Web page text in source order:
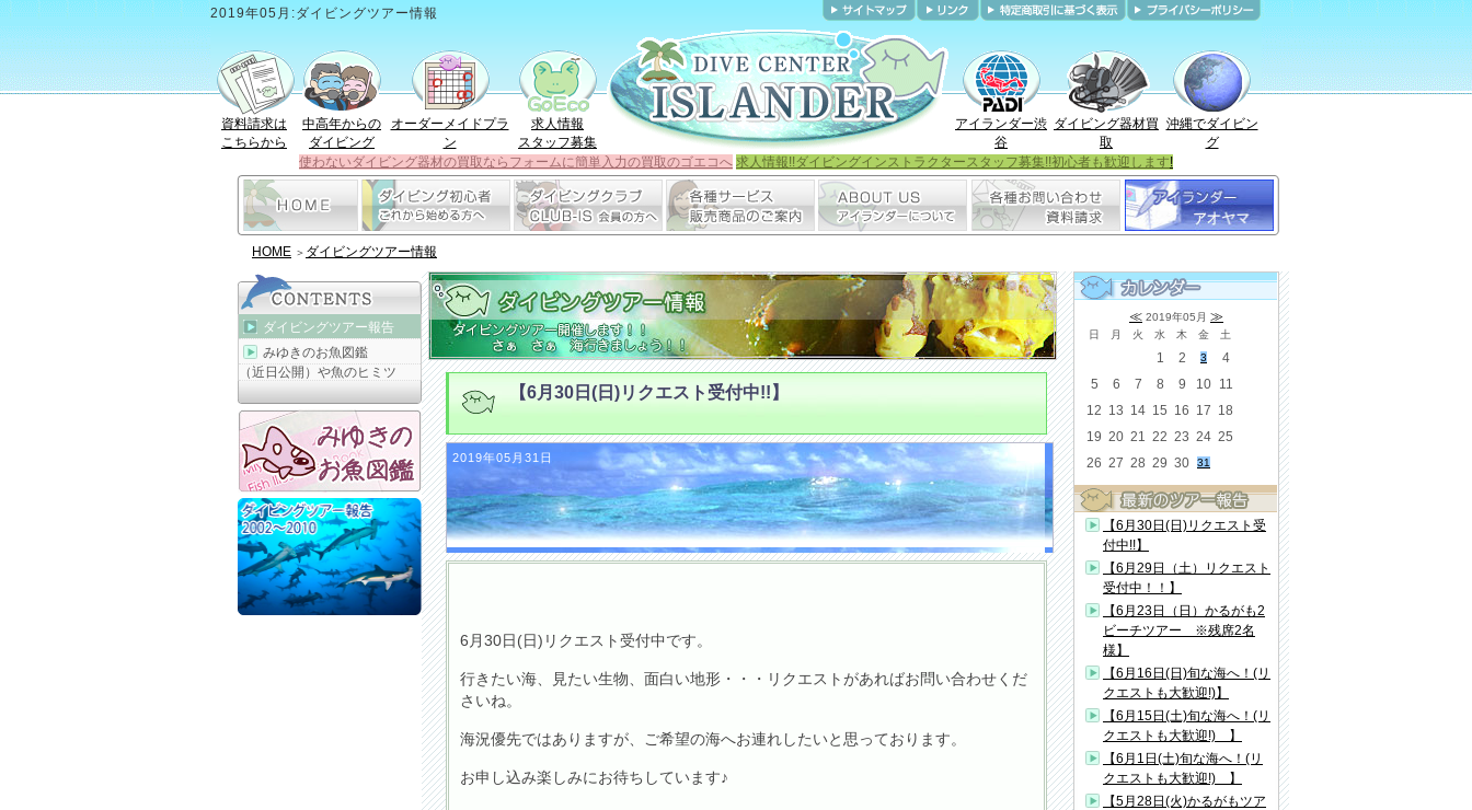
2019年05月:ダイビングツアー情報
資料請求は
こちらから
中高年からの
ダイビング
オーダーメイドプラ
ン
求人情報
スタッフ募集
アイランダー渋
谷
ダイビング器材買
取
沖縄でダイビン
グ
使わないダイビング器材の買取ならフォームに簡単入力の買取のゴエコへ 求人情報!!ダイビングインストラクタースタッフ募集!!初心者も歓迎します!
HOME ＞ ダイビングツアー情報
ダイビングツアー報告
みゆきのお魚図鑑
（近日公開）や魚のヒミツ
【6月30日(日)リクエスト受付中!!】
2019年05月31日
6月30日(日)リクエスト受付中です。
行きたい海、見たい生物、面白い地形・・・リクエストがあればお問い合わせくだ
さいね。
海況優先ではありますが、ご希望の海へお連れしたいと思っております。
お申し込み楽しみにお待ちしています♪
≪ 2019年05月 ≫
日 月 火 水 木 金 土
1 2 3
4
5
6 7 8 9 10 11
12 13 14 15 16 17 18
19 20 21 22 23 24 25
26 27 28 29 30 31
【6月30日(日)リクエスト受
付中!!】
【6月29日（土）リクエスト
受付中！！】
【6月23日（日）かるがも2
ビーチツアー ※残席2名
様】
【6月16日(日)旬な海へ！(リ
クエストも大歓迎!)】
【6月15日(土)旬な海へ！(リ
クエストも大歓迎!) 】
【6月1日(土)旬な海へ！(リ
クエストも大歓迎!) 】
【5月28日(火)かるがもツア